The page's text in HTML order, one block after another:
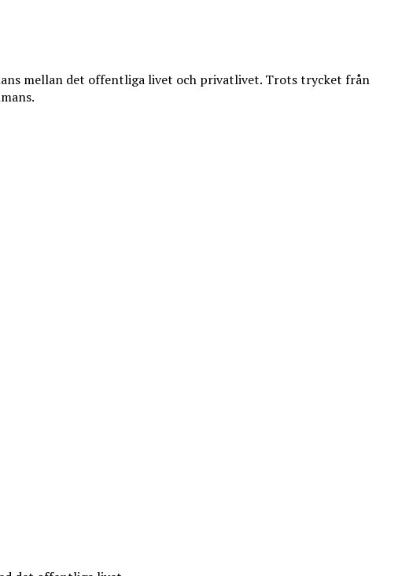
mellan det offentliga livet och privatlivet. Trots trycket från